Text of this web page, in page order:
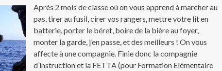
Après 2 mois de classe où on vous apprend à marcher au
pas, tirer au fusil, cirer vos rangers, mettre votre lit en
batterie, porter le béret, boire de la bière au foyer,
monter la garde, j’en passe, et des meilleurs ! On vous
affecte à une compagnie. Finie donc la compagnie
d’instruction et la FETTA (pour Formation Elémentaire